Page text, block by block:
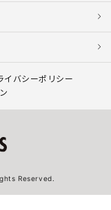
イバシーポリシー
Reserved.